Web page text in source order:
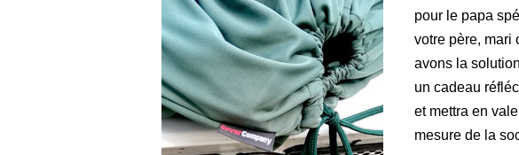
pour le papa
votre père, mari
avons la
un cadeau
et mettra en
mesure de la